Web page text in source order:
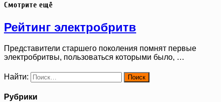
Смотрите ещё
Рейтинг электробритв
Представители старшего поколения помнят первые
электробритвы, пользоваться которыми было, …
Найти:
Рубрики